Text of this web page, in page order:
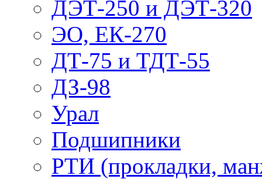
ДЭТ-250 и ДЭТ-320
ЭО, ЕК-270
ДТ-75 и ТДТ-55
ДЗ-98
Урал
Подшипники
РТИ (прокладки,